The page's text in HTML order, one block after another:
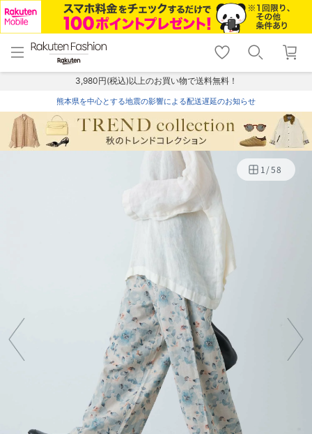
menu home
トップ
shopping_cart lock_outline
ログイン
3,980円(税込)以上のお買い物で送料無料！
熊本県を中心とする地震の影響による配送遅延のお知らせ
1/58